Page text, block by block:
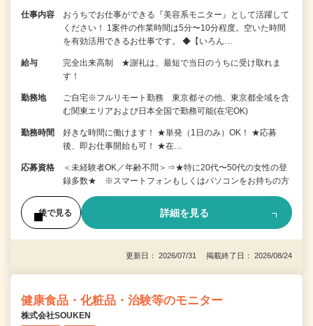
仕事内容
おうちでお仕事ができる『美容系モニター』として活躍して
ください！ 1案件の作業時間は5分〜10分程度。空いた時間
を有効活用できるお仕事です。 ◆【いろん…
給与
完全出来高制 ★謝礼は、最短で当日のうちに受け取れま
す！
勤務地
ご自宅※フルリモート勤務 東京都その他、東京都全域を含
む関東エリアおよび日本全国で勤務可能(在宅OK)
勤務時間
好きな時間に働けます！ ★単発（1日のみ）OK！ ★応募
後、即お仕事開始も可！ ★在…
応募資格
＜未経験者OK／年齢不問＞⇒★特に20代〜50代の女性の登
録多数★ ※スマートフォンもしくはパソコンをお持ちの方
後で見る 詳細を見る
更新日： 2026/07/31 掲載終了日： 2026/08/24
健康食品・化粧品・治験等のモニター
株式会社SOUKEN